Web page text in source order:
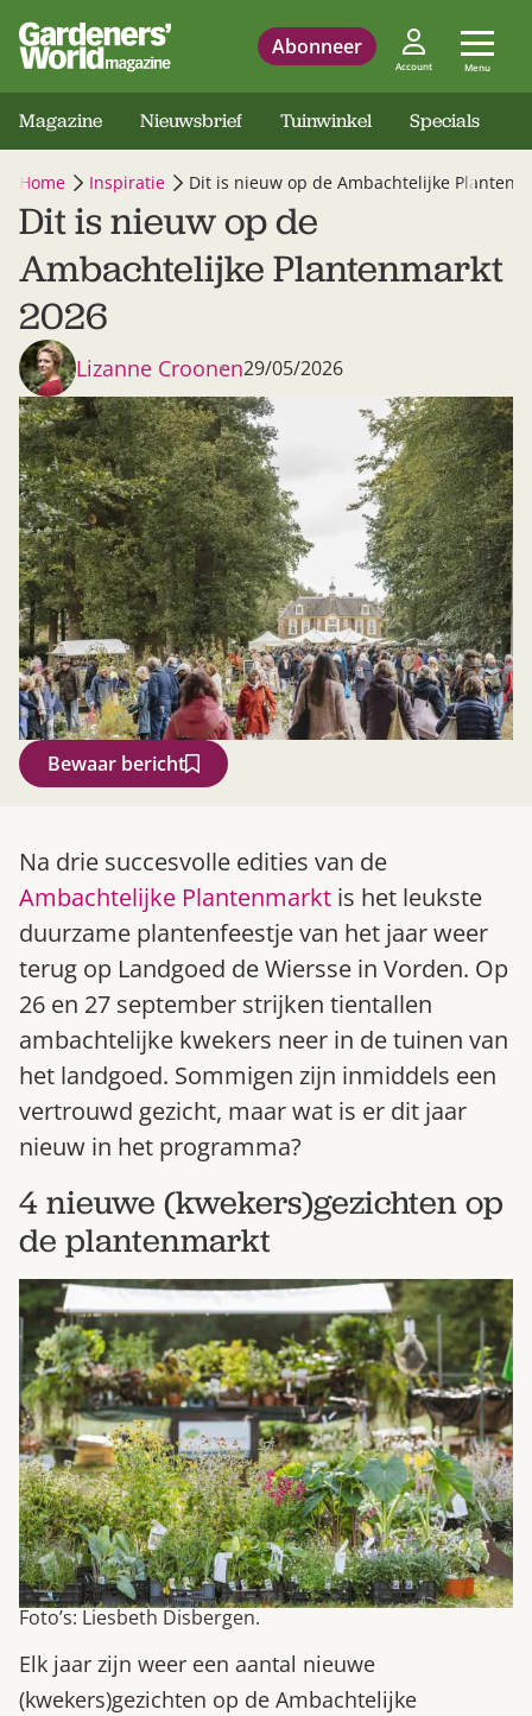
Abonneer
Account Menu
Gardeners’ World 08/2026
Bestel nu
Abonneer
Magazine Nieuwsbrief Tuinwinkel Specials
Home Inspiratie Dit is nieuw op de Ambachtelijke
Dit is nieuw op de
Ambachtelijke Plantenmarkt
2026
Lizanne Croonen29/05/2026
Bewaar bericht
Na drie succesvolle edities van de
Ambachtelijke Plantenmarkt is het leukste
duurzame plantenfeestje van het jaar weer
terug op Landgoed de Wiersse in Vorden. Op
26 en 27 september strijken tientallen
ambachtelijke kwekers neer in de tuinen van
het landgoed. Sommigen zijn inmiddels een
vertrouwd gezicht, maar wat is er dit jaar
nieuw in het programma?
4 nieuwe (kwekers)gezichten op
de plantenmarkt
Foto’s: Liesbeth Disbergen.
Elk jaar zijn weer een aantal nieuwe
(kwekers)gezichten op de Ambachtelijke